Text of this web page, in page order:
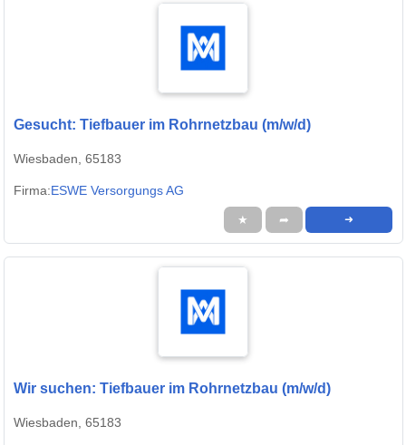
Gesucht: Tiefbauer im Rohrnetzbau (m/w/d)
Wiesbaden, 65183
Firma:ESWE Versorgungs AG
★ ➦ ➜
Wir suchen: Tiefbauer im Rohrnetzbau (m/w/d)
Wiesbaden, 65183